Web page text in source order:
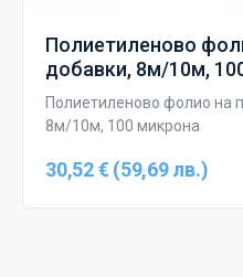
Полиетиленово
добавки, 8м/10м,
Полиетиленово фолио на
8м/10м, 100 микрона
30,52 € (59,69 лв.)